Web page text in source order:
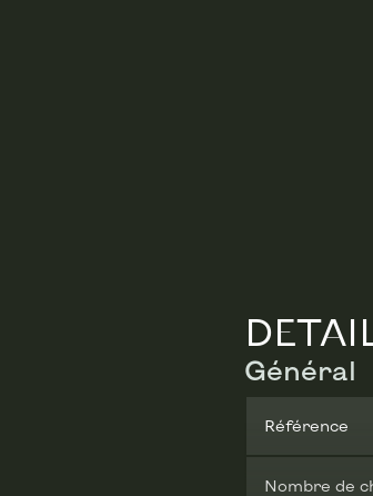
Général
Référence
Nombre de